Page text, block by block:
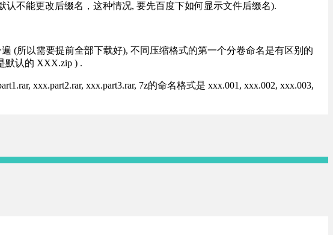
不能更改后缀名，这种情况, 要先百度下如何显示文件后缀名).
(所以需要提前全部下载好), 不同压缩格式的第一个分卷命名是有区别的
默认的 XXX.zip ) .
xxx.part2.rar, xxx.part3.rar, 7z的命名格式是 xxx.001, xxx.002, xxx.003,